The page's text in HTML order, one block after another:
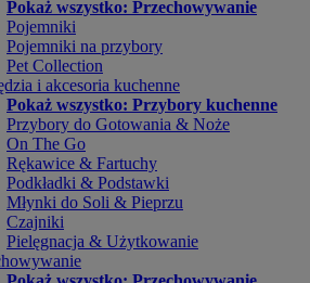
Pokaż wszystko: Przechowywanie
Pojemniki
Pojemniki na przybory
Pet Collection
i akcesoria kuchenne
Pokaż wszystko: Przybory kuchenne
Przybory do Gotowania & Noże
On The Go
Rękawice & Fartuchy
Podkładki & Podstawki
Młynki do Soli & Pieprzu
Czajniki
Pielęgnacja & Użytkowanie